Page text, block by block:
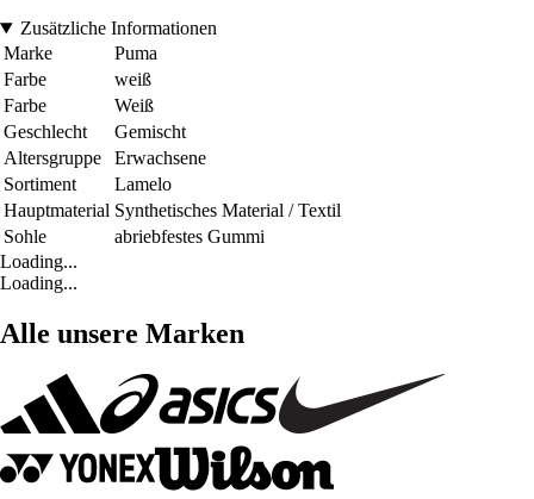
Zusätzliche Informationen
Marke
Puma
Farbe
weiß
Farbe
Weiß
Geschlecht
Gemischt
Altersgruppe
Erwachsene
Sortiment
Lamelo
Hauptmaterial Synthetisches Material / Textil
Sohle
abriebfestes Gummi
Loading...
Loading...
Alle unsere Marken